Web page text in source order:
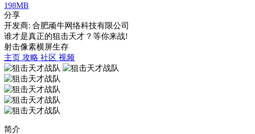
198MB
分享
开发商: 合肥顽牛网络科技有限公司
谁才是真正的狙击天才？等你来战!
射击像素横屏生存
主页 攻略 社区 视频
简介